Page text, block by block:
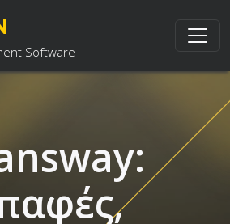
Software